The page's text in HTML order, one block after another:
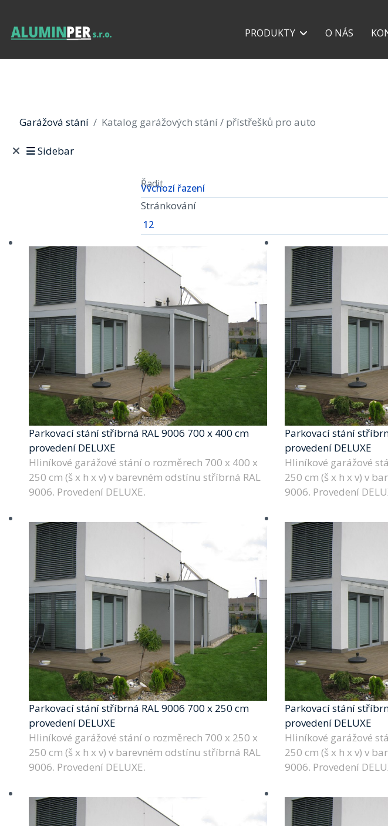
PRODUKTY O NÁS
Garážová stání Katalog garážových stání / přístřešků pro auto
Sidebar
Řadit
Stránkování
Parkovací stání stříbrná RAL 9006 700 x 400 cm
provedení DELUXE
Hliníkové garážové stání o rozměrech 700 x 400 x
250 cm (š x h x v) v barevném odstínu stříbrná RAL
9006. Provedení DELUXE.
Parkovací stání
provedení DELUXE
Hliníkové garážové
250 cm (š x h x v) v
9006. Provedení
Parkovací stání stříbrná RAL 9006 700 x 250 cm
provedení DELUXE
Hliníkové garážové stání o rozměrech 700 x 250 x
250 cm (š x h x v) v barevném odstínu stříbrná RAL
9006. Provedení DELUXE.
Parkovací stání
provedení DELUXE
Hliníkové garážové
250 cm (š x h x v) v
9006. Provedení